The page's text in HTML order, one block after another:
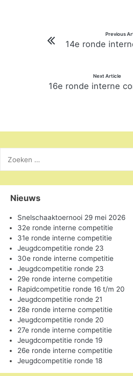
navigatie
Previous
14e ronde
Next Article
16e ronde interne
naar:
Nieuws
Snelschaaktoernooi 29 mei 2026
32e ronde interne competitie
31e ronde interne competitie
Jeugdcompetitie ronde 23
30e ronde interne competitie
Jeugdcompetitie ronde 23
29e ronde interne competitie
Rapidcompetitie ronde 16 t/m 20
Jeugdcompetitie ronde 21
28e ronde interne competitie
Jeugdcompetitie ronde 20
27e ronde interne competitie
Jeugdcompetitie ronde 19
26e ronde interne competitie
Jeugdcompetitie ronde 18